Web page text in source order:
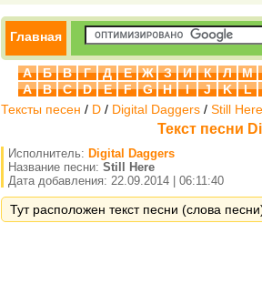
Главная
А Б В Г Д Е Ж З И К Л М
A
B C D E F G H I J K L
Тексты песен / D / Digital Daggers / Still Here
Текст песни
Исполнитель: Digital Daggers
Название песни: Still Here
Дата добавления: 22.09.2014 | 06:11:40
Тут расположен текст песни (слова